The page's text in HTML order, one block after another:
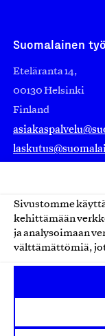
Sivustomme
kehittämään
ja analysoimaan
välttämättömiä,
Suomalainen
Eteläranta 14,
00130 Helsinki
Finland
Avainlippu
Design From